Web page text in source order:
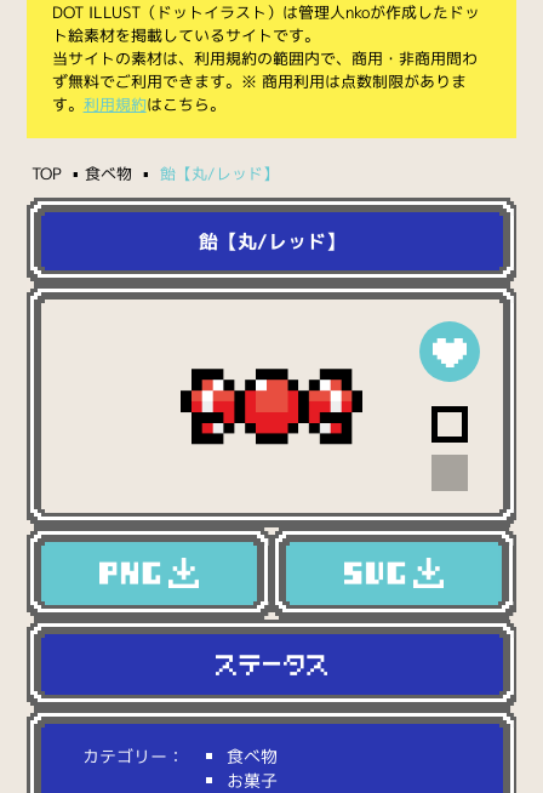
DOT ILLUST（ドットイラスト）は管理人nkoが作成したドッ
ト絵素材を掲載しているサイトです。
当サイトの素材は、利用規約の範囲内で、商用・非商用問わ
ず無料でご利用できます。※ 商用利用は点数制限がありま
す。 利用規約はこちら。
TOP 食べ物 飴【丸/レッド】
飴【丸/レッド】
カテゴリー：
食べ物
お菓子